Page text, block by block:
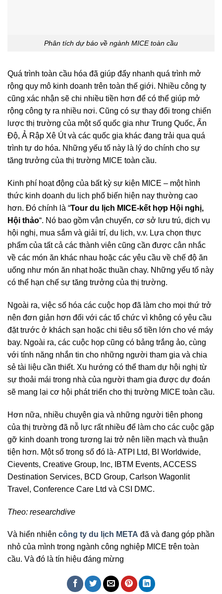
Phân tích dự báo về ngành MICE toàn cầu
Quá trình toàn cầu hóa đã giúp đẩy nhanh quá trình mở
rộng quy mô kinh doanh trên toàn thế giới. Nhiều công ty
cũng xác nhận sẽ chi nhiều tiền hơn để có thể giúp mở
rộng công ty ra nhiều nơi. Cũng có sự thay đổi trong chiến
lược thị trường của một số quốc gia như Trung Quốc, Ấn
Độ, Ả Rập Xê Út và các quốc gia khác đang trải qua quá
trình tự do hóa. Những yếu tố này là lý do chính cho sự
tăng trưởng của thị trường MICE toàn cầu.
Kinh phí hoạt động của bất kỳ sự kiện MICE – một hình
thức kinh doanh du lịch phổ biến hiện nay thường cao
hơn. Đó chính là “Tour du lịch MICE-kết hợp Hội nghị,
Hội thảo“. Nó bao gồm vận chuyển, cơ sở lưu trú, dịch vụ
hội nghị, mua sắm và giải trí, du lịch, v.v. Lựa chọn thực
phẩm của tất cả các thành viên cũng cần được cân nhắc
về các món ăn khác nhau hoặc các yêu cầu về chế độ ăn
uống như món ăn nhạt hoặc thuần chay. Những yếu tố này
có thể hạn chế sự tăng trưởng của thị trường.
Ngoài ra, việc số hóa các cuộc họp đã làm cho mọi thứ trở
nên đơn giản hơn đối với các tổ chức vì không có yêu cầu
đặt trước ở khách sạn hoặc chi tiêu số tiền lớn cho vé máy
bay. Ngoài ra, các cuộc họp cũng có bảng trắng ảo, cùng
với tính năng nhắn tin cho những người tham gia và chia
sẻ tài liệu cần thiết. Xu hướng có thể tham dự hội nghị từ
sự thoải mái trong nhà của người tham gia được dự đoán
sẽ mang lại cơ hội phát triển cho thị trường MICE toàn cầu.
Hơn nữa, nhiều chuyên gia và những người tiên phong
của thị trường đã nỗ lực rất nhiều để làm cho các cuộc gặp
gỡ kinh doanh trong tương lai trở nên liền mạch và thuận
tiện hơn. Một số trong số đó là- ATPI Ltd, BI Worldwide,
Cievents, Creative Group, Inc, IBTM Events, ACCESS
Destination Services, BCD Group, Carlson Wagonlit
Travel, Conference Care Ltd và CSI DMC.
Theo: researchdive
Và hiển nhiên công ty du lịch META đã và đang góp phần
nhỏ của mình trong ngành công nghiệp MICE trên toàn
cầu. Và đó là tín hiệu đáng mừng